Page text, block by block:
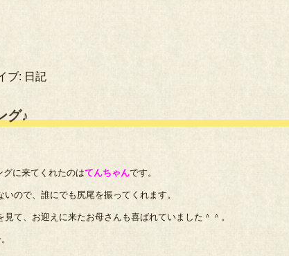
ブ: 日記
グ♪
グに来てくれたのはてんちゃんです。
ので、誰にでも尻尾を振ってくれます。
て、お迎えに来たお母さんも喜ばれていました＾＾。